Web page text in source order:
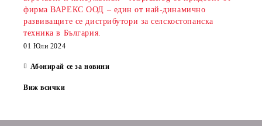
фирма ВАРЕКС ООД – един от най-динамично
развиващите се дистрибутори за селскостопанска
техника в България.
01 Юли 2024
Абонирай се за новини
Виж всички